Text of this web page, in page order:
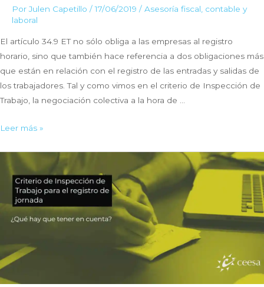
PorJulen Capetillo /17/06/2019 / Asesoría fiscal, contable y
laboral
El artículo 34.9 ET no sólo obliga a las empresas al registro
horario, sino que también hace referencia a dos obligaciones más
que están en relación con el registro de las entradas y salidas de
los trabajadores. Tal y como vimos en el criterio de Inspección de
Trabajo, la negociación colectiva a la hora de …
Negociación
conservación
datos
horario
Leer más »